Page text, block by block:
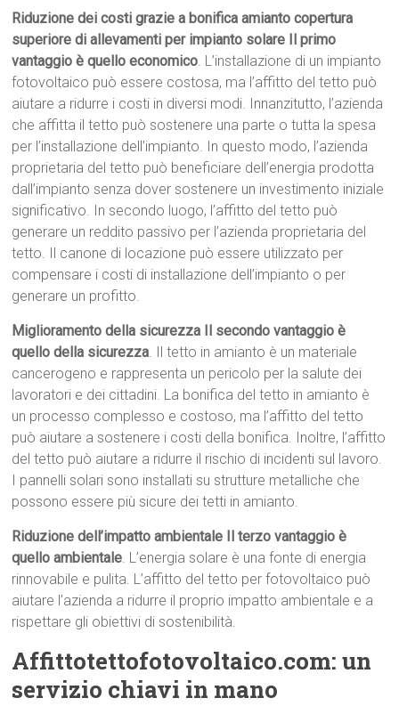
Riduzione dei costi grazie a bonifica amianto copertura
superiore di allevamenti per impianto solare Il primo
vantaggio è quello economico. L’installazione di un impianto
fotovoltaico può essere costosa, ma l’affitto del tetto può
aiutare a ridurre i costi in diversi modi. Innanzitutto, l’azienda
che affitta il tetto può sostenere una parte o tutta la spesa
per l’installazione dell’impianto. In questo modo, l’azienda
proprietaria del tetto può beneficiare dell’energia prodotta
dall’impianto senza dover sostenere un investimento iniziale
significativo. In secondo luogo, l’affitto del tetto può
generare un reddito passivo per l’azienda proprietaria del
tetto. Il canone di locazione può essere utilizzato per
compensare i costi di installazione dell’impianto o per
generare un profitto.
Miglioramento della sicurezza Il secondo vantaggio è
quello della sicurezza. Il tetto in amianto è un materiale
cancerogeno e rappresenta un pericolo per la salute dei
lavoratori e dei cittadini. La bonifica del tetto in amianto è
un processo complesso e costoso, ma l’affitto del tetto
può aiutare a sostenere i costi della bonifica. Inoltre, l’affitto
del tetto può aiutare a ridurre il rischio di incidenti sul lavoro.
I pannelli solari sono installati su strutture metalliche che
possono essere più sicure dei tetti in amianto.
Riduzione dell’impatto ambientale Il terzo vantaggio è
quello ambientale. L’energia solare è una fonte di energia
rinnovabile e pulita. L’affitto del tetto per fotovoltaico può
aiutare l’azienda a ridurre il proprio impatto ambientale e a
rispettare gli obiettivi di sostenibilità.
Affittotettofotovoltaico.com: un
servizio chiavi in mano